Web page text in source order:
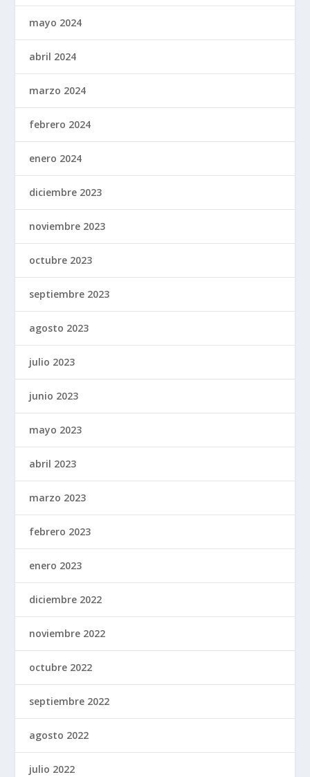
mayo 2024
abril 2024
marzo 2024
febrero 2024
enero 2024
diciembre 2023
noviembre 2023
octubre 2023
septiembre 2023
agosto 2023
julio 2023
junio 2023
mayo 2023
abril 2023
marzo 2023
febrero 2023
enero 2023
diciembre 2022
noviembre 2022
octubre 2022
septiembre 2022
agosto 2022
julio 2022